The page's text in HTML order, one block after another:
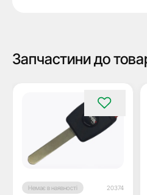
Запчастини до
Немає в наявності 20374